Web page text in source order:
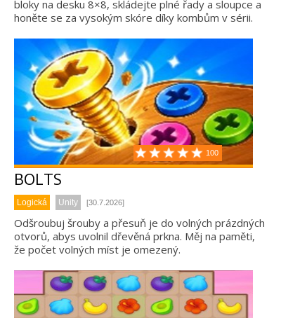
bloky na desku 8×8, skládejte plné řady a sloupce a
honěte se za vysokým skóre díky kombům v sérii.
100
BOLTS
Logická Unity [30.7.2026]
Odšroubuj šrouby a přesuň je do volných prázdných
otvorů, abys uvolnil dřevěná prkna. Měj na paměti,
že počet volných míst je omezený.